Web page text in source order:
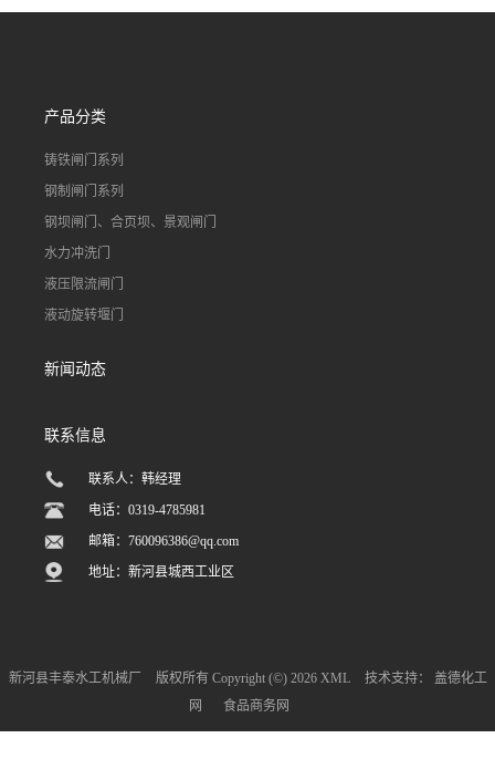
道水库电站污水处理钢制闸
产品分类
铸铁闸门系列
钢制闸门系列
钢坝闸门、合页坝、景观闸门
水力冲洗门
液压限流闸门
液动旋转堰门
新闻动态
联系信息
联系人：韩经理
电话：0319-4785981
邮箱：760096386@qq.com
地址：新河县城西工业区
新河县丰泰水工机械厂 版权所有 Copyright (©) 2026 XML 技术支持：
盖德化工
网
食品商务网